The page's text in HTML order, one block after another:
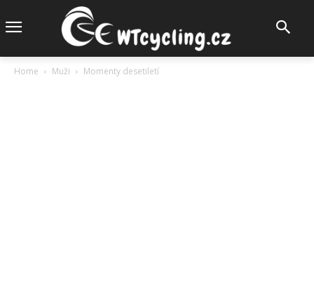
Home Muži Momenty desetiletí